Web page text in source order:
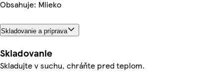
Obsahuje: Mlieko
Skladovanie a príprava
Skladovanie
Skladujte v suchu, chráňte pred teplom.